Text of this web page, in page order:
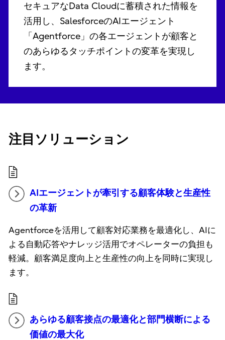
セキュアなData Cloudに蓄積された情報を
活用し、SalesforceのAIエージェント
「Agentforce」の各エージェントが顧客と
のあらゆるタッチポイントの変革を実現し
ます。
注目ソリューション
AIエージェントが牽引する顧客体験と生産性
の革新
Agentforceを活用して顧客対応業務を最適化し、AIに
よる自動応答やナレッジ活用でオペレーターの負担も
軽減。顧客満足度向上と生産性の向上を同時に実現し
ます。
あらゆる顧客接点の最適化と部門横断による
価値の最大化